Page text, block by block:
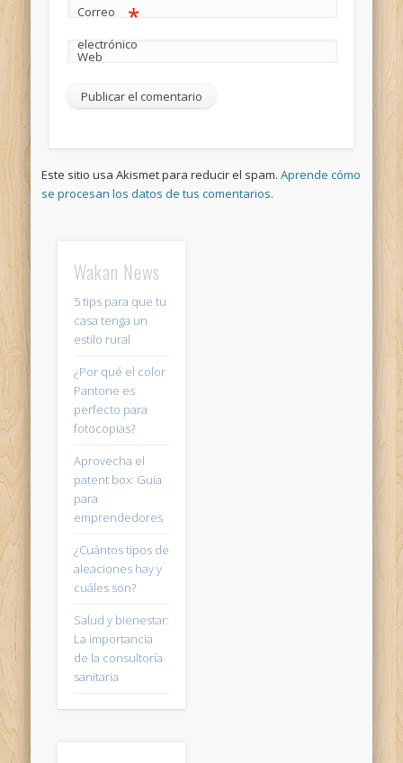
Correo
electrónico
*
Web
Este sitio usa Akismet para reducir el spam.Aprende cómo
se procesan los datos de tus comentarios.
Wakan News
5 tips para que tu
casa tenga un
estilo rural
¿Por qué el color
Pantone es
perfecto para
fotocopias?
Aprovecha el
patent box: Guía
para
emprendedores
¿Cuántos tipos de
aleaciones hay y
cuáles son?
Salud y bienestar:
La importancia
de la consultoría
sanitaria